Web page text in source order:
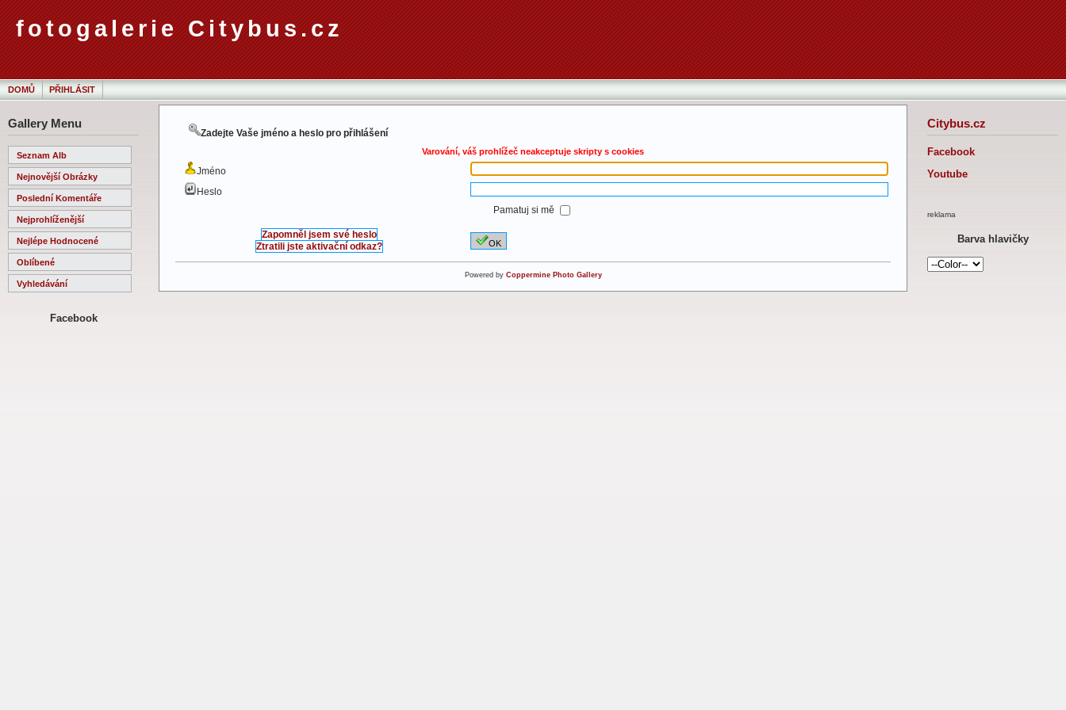
fotogalerie Citybus.cz
DOMŮ PŘIHLÁSIT
Gallery Menu
Seznam Alb
Nejnovější Obrázky
Poslední Komentáře
Nejprohlíženější
Nejlépe Hodnocené
Oblíbené
Vyhledávání
Facebook
Citybus.cz
Facebook
Youtube
reklama
Barva hlavičky
Zadejte Vaše jméno a heslo pro přihlášení
Varování, váš prohlížeč neakceptuje skripty s cookies
Jméno
Heslo
Pamatuj si mě
Zapomněl jsem své heslo
Ztratili jste aktivační odkaz?
OK
Powered by Coppermine Photo Gallery